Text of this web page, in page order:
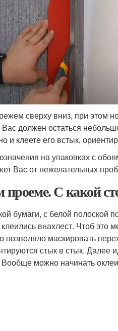
сверху вниз, при этом
должен остаться
и клеете его встык,
на упаковках с
Вас от нежелательных
проеме. С какой
бумаги, с белой полоской
внахлест. Чтоб это
позволяло маскировать
стык в стык. Далее
можно начинать